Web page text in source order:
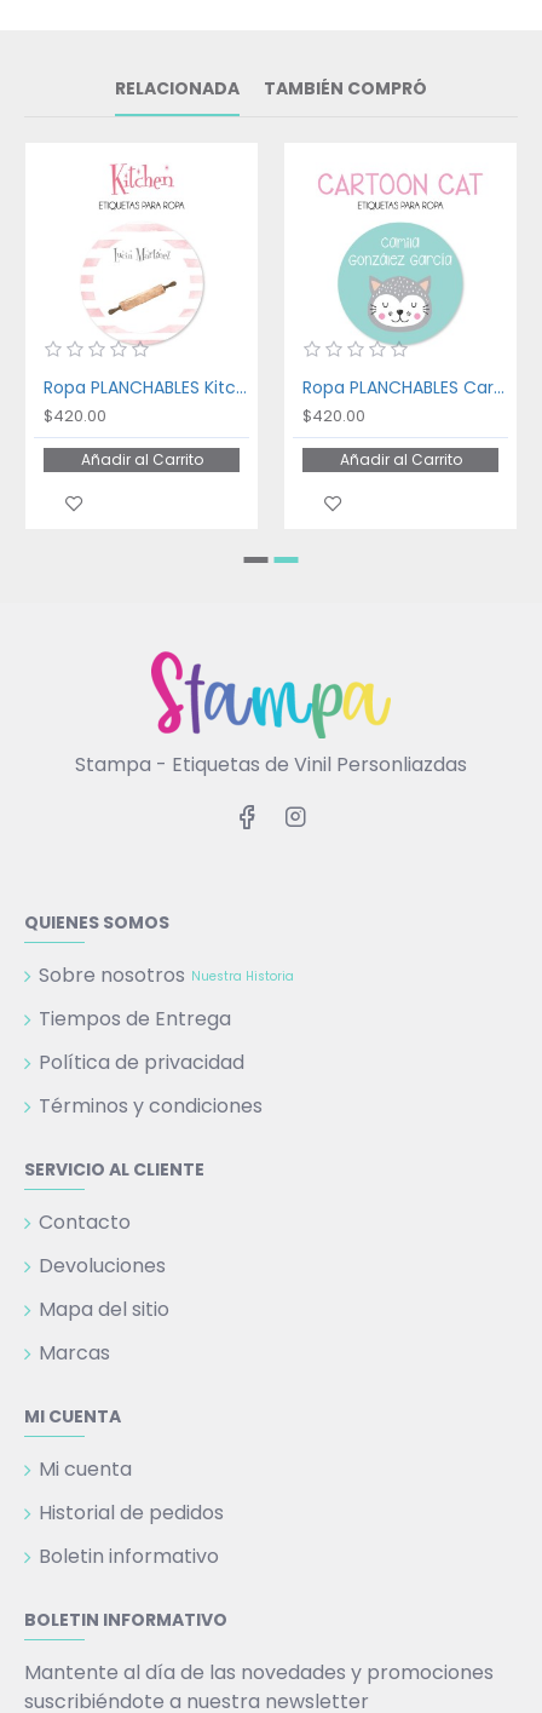
RELACIONADA TAMBIÉN COMPRÓ
Ropa PLANCHABLES Kitchen
$420.00
Añadir al Carrito
Ropa PLANCHABLES Cartoon Cat
$420.00
Añadir al Carrito
Stampa - Etiquetas de Vinil Personliazdas
QUIENES SOMOS
Sobre nosotros Nuestra Historia
Tiempos de Entrega
Política de privacidad
Términos y condiciones
SERVICIO AL CLIENTE
Contacto
Devoluciones
Mapa del sitio
Marcas
MI CUENTA
Mi cuenta
Historial de pedidos
Boletin informativo
BOLETIN INFORMATIVO
Mantente al día de las novedades y promociones
suscribiéndote a nuestra newsletter